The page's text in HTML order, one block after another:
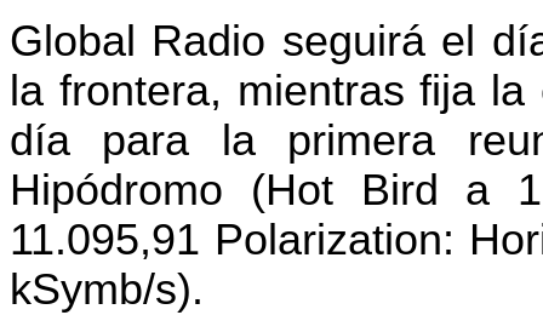
Global Radio seguirá el
la frontera, mientras fija
día para la primera
Hipódromo (Hot Bird a
11.095,91 Polarization:
kSymb/s).